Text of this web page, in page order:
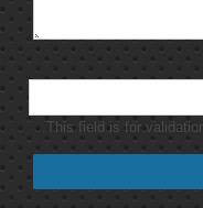
This field is for